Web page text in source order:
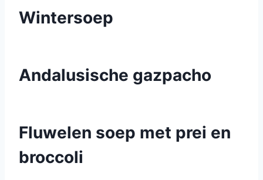
Wintersoep
Andalusische gazpacho
Fluwelen soep met prei en
broccoli